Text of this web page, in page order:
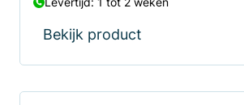
Bekijk product